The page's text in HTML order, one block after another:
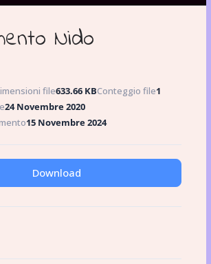
Nido
file633.66 KBConteggio file1
24 Novembre 2020
15 Novembre 2024
Download